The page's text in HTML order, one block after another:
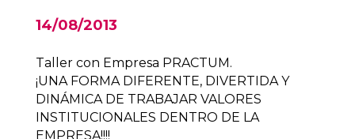
14/08/2013
Taller con Empresa PRACTUM.
¡UNA FORMA DIFERENTE, DIVERTIDA Y
DINÁMICA DE TRABAJAR VALORES
INSTITUCIONALES DENTRO DE LA
EMPRESA!!!!